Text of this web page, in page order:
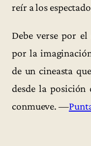
reír a los
Debe verse por
por la
de un cineasta
desde la posición
conmueve. —